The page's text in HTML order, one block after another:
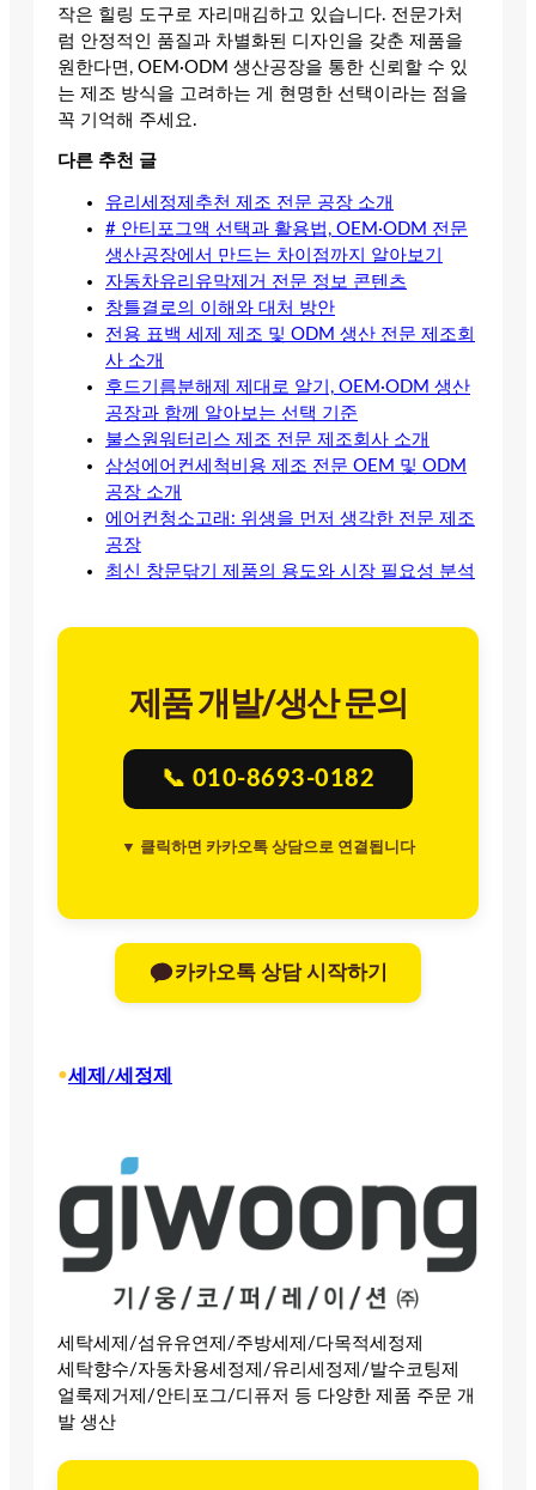
작은 힐링 도구로 자리매김하고 있습니다. 전문가처
럼 안정적인 품질과 차별화된 디자인을 갖춘 제품을
원한다면, OEM·ODM 생산공장을 통한 신뢰할 수 있
는 제조 방식을 고려하는 게 현명한 선택이라는 점을
꼭 기억해 주세요.
다른 추천 글
유리세정제추천 제조 전문 공장 소개
# 안티포그액 선택과 활용법, OEM·ODM 전문
생산공장에서 만드는 차이점까지 알아보기
자동차유리유막제거 전문 정보 콘텐츠
창틀결로의 이해와 대처 방안
전용 표백 세제 제조 및 ODM 생산 전문 제조회
사 소개
후드기름분해제 제대로 알기, OEM·ODM 생산
공장과 함께 알아보는 선택 기준
불스원워터리스 제조 전문 제조회사 소개
삼성에어컨세척비용 제조 전문 OEM 및 ODM
공장 소개
에어컨청소고래: 위생을 먼저 생각한 전문 제조
공장
최신 창문닦기 제품의 용도와 시장 필요성 분석
제품 개발/생산 문의
📞 010-8693-0182
▼ 클릭하면 카카오톡 상담으로 연결됩니다
카카오톡 상담 시작하기
•세제/세정제
세탁세제/섬유유연제/주방세제/다목적세정제
세탁향수/자동차용세정제/유리세정제/발수코팅제
얼룩제거제/안티포그/디퓨저 등 다양한 제품 주문 개
발 생산